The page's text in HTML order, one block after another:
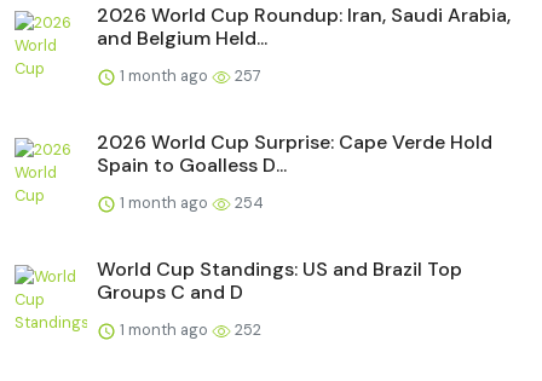
2026 World Cup Roundup: Iran, Saudi Arabia,
and Belgium Held...
1 month ago 257
2026 World Cup Surprise: Cape Verde Hold
Spain to Goalless D...
1 month ago 254
World Cup Standings: US and Brazil Top
Groups C and D
1 month ago 252